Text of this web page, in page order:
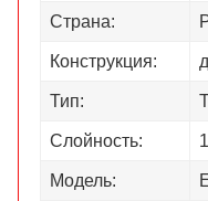
Страна:
Конструкция:
Тип:
Слойность:
Модель: